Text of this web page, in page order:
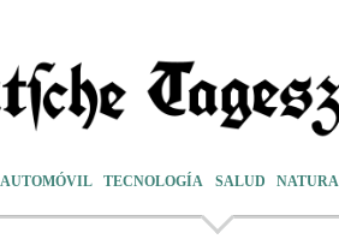
AUTOMÓVIL TECNOLOGÍA SALUD NATURA